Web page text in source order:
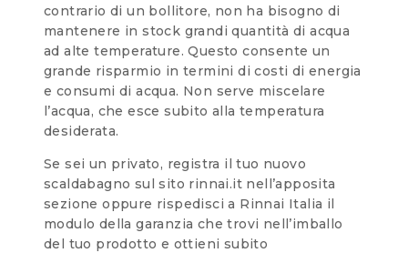
contrario di un bollitore, non ha bisogno di
mantenere in stock grandi quantità di acqua
ad alte temperature. Questo consente un
grande risparmio in termini di costi di energia
e consumi di acqua. Non serve miscelare
l’acqua, che esce subito alla temperatura
desiderata.
Se sei un privato, registra il tuo nuovo
scaldabagno sul sito rinnai.it nell’apposita
sezione oppure rispedisci a Rinnai Italia il
modulo della garanzia che trovi nell’imballo
del tuo prodotto e ottieni subito